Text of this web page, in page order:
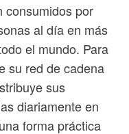
consumidos por
al día en más
el mundo. Para
su red de cadena
sus
diariamente en
forma práctica